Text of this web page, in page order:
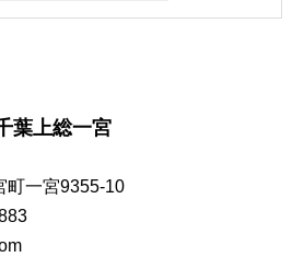
葉上総一宮
町一宮9355-10